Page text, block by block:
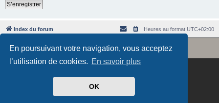
En poursuivant votre navigation, vous acceptez
l’utilisation de cookies. En savoir plus
OK
S’enregistrer
Index du forum Heures au format UTC+02:00
Développé parphpBB® Forum Software © phpBB Limited
Traduit par
phpBB-fr.com